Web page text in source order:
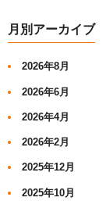
月別アーカイブ
2026年8月
2026年6月
2026年4月
2026年2月
2025年12月
2025年10月